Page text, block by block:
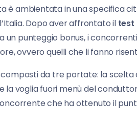
è ambientata in una specifica
Dopo aver affrontato il test
un punteggio bonus, i
ovvero quelli che li fanno
composti da tre portate: la
la voglia fuori menù del
che ha ottenuto il